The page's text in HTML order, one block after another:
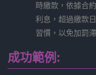
時繳款，依據合
利息，超過繳款
習慣，以免加罰
成功範例: